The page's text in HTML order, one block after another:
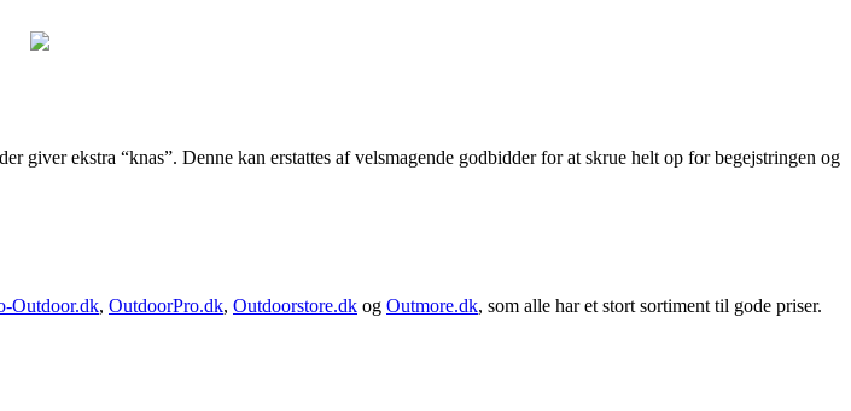
ekstra “knas”. Denne kan erstattes af velsmagende godbidder for at skrue helt op for begejstringen og
Outdoor.dk, OutdoorPro.dk, Outdoorstore.dk og Outmore.dk, som alle har et stort sortiment til gode priser.